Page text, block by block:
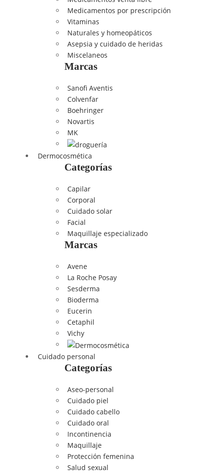
Medicamentos por prescripción
Vitaminas
Naturales y homeopáticos
Asepsia y cuidado de heridas
Miscelaneos
Marcas
Sanofi Aventis
Colvenfar
Boehringer
Novartis
MK
Dermocosmética
Categorías
Capilar
Corporal
Cuidado solar
Facial
Maquillaje especializado
Marcas
Avene
La Roche Posay
Sesderma
Bioderma
Eucerin
Cetaphil
Vichy
Cuidado personal
Categorías
Aseo-personal
Cuidado piel
Cuidado cabello
Cuidado oral
Incontinencia
Maquillaje
Protección femenina
Salud sexual